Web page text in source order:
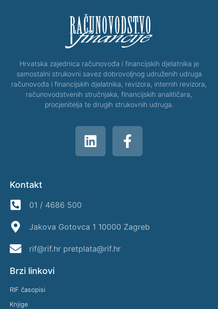
Hrvatska zajednica računovođa i financijskih djelatnika je
samostalni strukovni savez dobrovoljnog udruženih udruga
računovođa i financijskih djelatnika, revizora, internih revizora,
računovodstvenih stručnjaka, financijskih analitičara,
procjenitelja te drugih strukovnih udruga.
Kontakt
01 / 4686 500
Jakova Gotovca 1 10000 Zagreb
rif@rif.hr pretplata@rif.hr
Brzi linkovi
RIF časopisi
Knjige